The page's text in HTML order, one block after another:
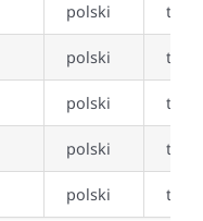
polski tak
polski tak
polski tak
polski tak
polski tak